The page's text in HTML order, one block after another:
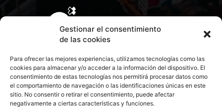
Gestionar el consentimiento
de las cookies
Para ofrecer las mejores experiencias, utilizamos tecnologías como las
cookies para almacenar y/o acceder a la información del dispositivo. El
consentimiento de estas tecnologías nos permitirá procesar datos como
el comportamiento de navegación o las identificaciones únicas en este
sitio. No consentir o retirar el consentimiento, puede afectar
negativamente a ciertas características y funciones.
CONTACTA CON NOSOTROS